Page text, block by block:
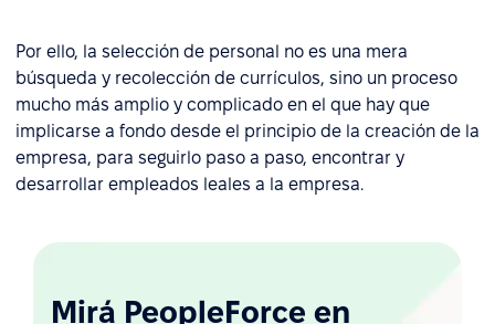
Por ello, la selección de personal no es una mera
búsqueda y recolección de currículos, sino un proceso
mucho más amplio y complicado en el que hay que
implicarse a fondo desde el principio de la creación de la
empresa, para seguirlo paso a paso, encontrar y
desarrollar empleados leales a la empresa.
Mirá PeopleForce en